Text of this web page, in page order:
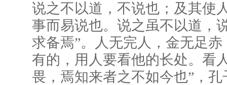
说之不以道，不说也；及其使
事而易说也。说之虽不以道，
求备焉”。人无完人，金无足
有的，用人要看他的长处。看
畏，焉知来者之不如今也”，